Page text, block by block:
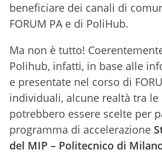
beneficiare dei canali di
FORUM PA e di PoliHub.
Ma non è tutto!
Polihub, infatti, in base alle
e presentate nel corso di
individuali, alcune realtà tra le
potrebbero essere scelte per
programma di accelerazione
del MIP – Politecnico di